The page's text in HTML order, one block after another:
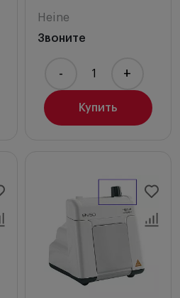
Heine
Звоните
Купить
- +